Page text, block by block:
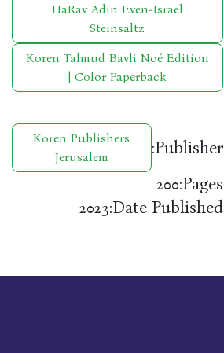
HaRav Adin Even-Israel
Steinsaltz
Koren Talmud Bavli Noé Edition
| Color Paperback
Publisher:
Koren Publishers
Jerusalem
Pages:
200
Date Published:
2023